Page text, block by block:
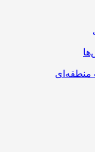
منطقه‌ای